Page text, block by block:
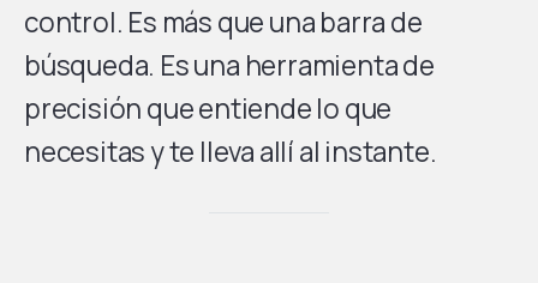
control. Es más que una barra de
búsqueda. Es una herramienta de
precisión que entiende lo que
necesitas y te lleva allí al instante.